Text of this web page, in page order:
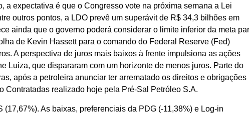
a expectativa é que o Congresso vote na próxima semana a Lei
outros pontos, a LDO prevê um superávit de R$ 34,3 bilhões em
ainda que o governo poderá considerar o limite inferior da meta
de Kevin Hassett para o comando do Federal Reserve (Fed)
A perspectiva de juros mais baixos à frente impulsiona as ações
Luiza, que dispararam com um horizonte de menos juros. Parte do
após a petroleira anunciar ter arrematado os direitos e obrigações
Contratadas realizado hoje pela Pré-Sal Petróleo S.A.
As baixas, preferenciais da PDG (-11,38%) e Log-in